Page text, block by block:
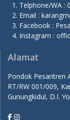
Telphone/WA :
Email :
Facebook :
Instagram :
Alamat
Pondok Pesantren
RT/RW 001/009,
Gunungkidul, D.I.